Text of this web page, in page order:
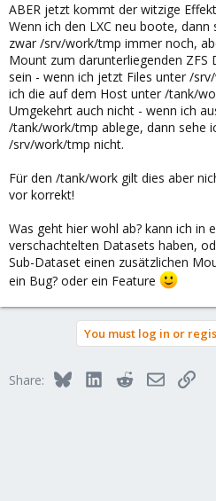
ABER jetzt kommt der witzige
Wenn ich den LXC neu boote,
zwar /srv/work/tmp immer noch,
Mount zum darunterliegenden ZFS
sein - wenn ich jetzt Files unter /
ich die auf dem Host unter /tank/
Umgekehrt auch nicht - wenn ich
/tank/work/tmp ablege, dann sehe
/srv/work/tmp nicht.
Für den /tank/work gilt dies aber
vor korrekt!
Was geht hier wohl ab? kann ich in
verschachtelten Datasets haben,
Sub-Dataset einen zusätzlichen
ein Bug? oder ein Feature
You must log in or
Share: BlueskyLinkedInRedditEmailLink